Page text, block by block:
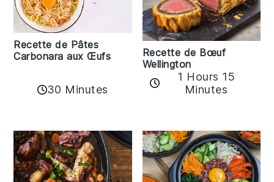
Recette de Pâtes
Carbonara aux Œufs
30 Minutes
Recette de Bœuf
Wellington
1 Hours 15
Minutes